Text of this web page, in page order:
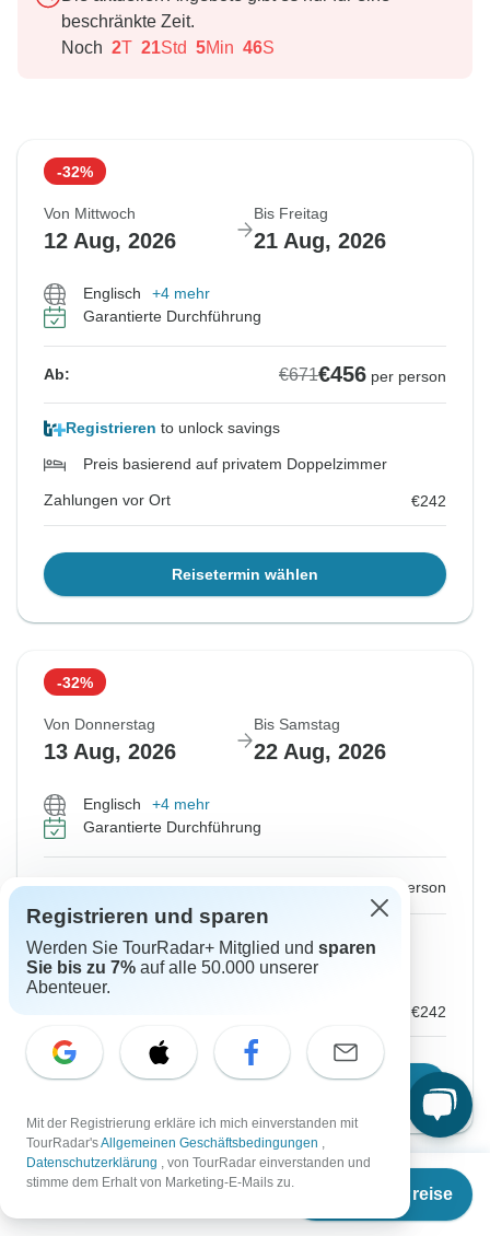
Ab€671
Termine & Preise
beschränkte Zeit.
Noch 2T 21Std 5Min 45S
-32%
Von Mittwoch
12 Aug, 2026
Bis Freitag
21 Aug, 2026
Englisch
+4 mehr
Garantierte Durchführung
Ab: €671€456 per person
Registrieren to unlock savings
Preis basierend auf privatem Doppelzimmer
Zahlungen vor Ort €242
Reisetermin wählen
-32%
Von Donnerstag
13 Aug, 2026
Bis Samstag
22 Aug, 2026
Englisch
+4 mehr
Garantierte Durchführung
Ab: €671 per person
Registrieren to unlock savings
Preis basierend auf privatem Doppelzimmer
€242
Reisetermin wählen
Registrieren und sparen
Werden Sie TourRadar+ Mitglied und sparen
Sie bis zu 7% auf alle 50.000 unserer
Abenteuer.
Mit der Registrierung erkläre ich mich einverstanden mit
TourRadar'sAllgemeinen Geschäftsbedingungen ,
Datenschutzerklärung , von TourRadar einverstanden und
stimme dem Erhalt von Marketing-E-Mails zu.